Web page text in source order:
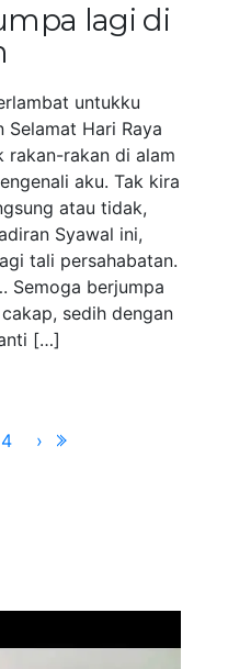
lagi di
untukku
Selamat Hari Raya
rakan-rakan di alam
aku. Tak kira
atau tidak,
Syawal ini,
tali persahabatan.
Semoga berjumpa
sedih dengan
[…]
4 ›